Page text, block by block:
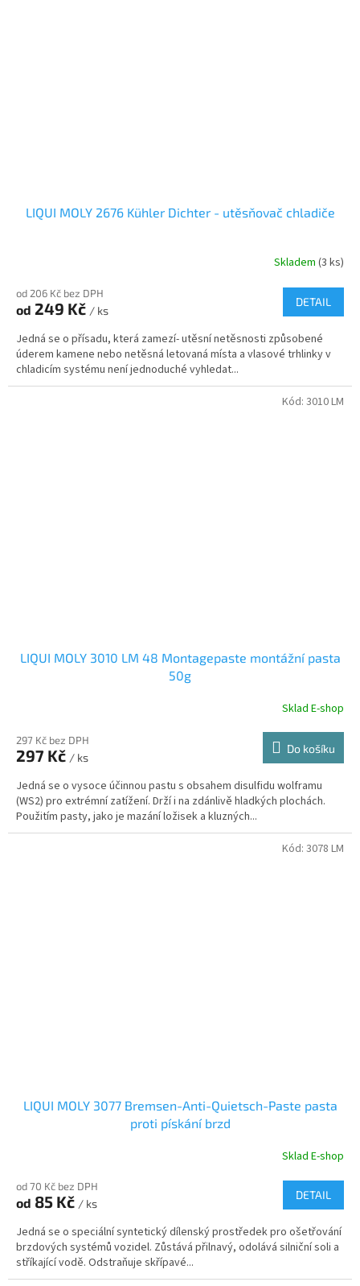
LIQUI MOLY 2676 Kühler Dichter - utěsňovač chladiče
Skladem (3 ks)
od 206 Kč bez DPH
od 249 Kč / ks
DETAIL
Jedná se o přísadu, která zamezí- utěsní netěsnosti způsobené
úderem kamene nebo netěsná letovaná místa a vlasové trhlinky v
chladicím systému není jednoduché vyhledat...
LIQUI MOLY 3010 LM 48 Montagepaste montážní pasta
50g
Sklad E-shop
297 Kč bez DPH
297 Kč / ks
Do košíku
Jedná se o vysoce účinnou pastu s obsahem disulfidu wolframu
(WS2) pro extrémní zatížení. Drží i na zdánlivě hladkých plochách.
Použitím pasty, jako je mazání ložisek a kluzných...
Kód: 3010 LM
LIQUI MOLY 3077 Bremsen-Anti-Quietsch-Paste pasta
proti pískání brzd
Sklad E-shop
od 70 Kč bez DPH
od 85 Kč / ks
DETAIL
Jedná se o speciální syntetický dílenský prostředek pro ošetřování
brzdových systémů vozidel. Zůstává přilnavý, odolává silniční soli a
stříkající vodě. Odstraňuje skřípavé...
Kód: 3078 LM